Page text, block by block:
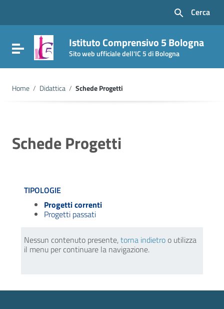
Vai al footer
Cerca
Attiva / disattiva la navigazione
Istituto Comprensivo 5 Bologna
Sito web ufficiale dell'IC 5 di Bologna
Home / Didattica / Schede Progetti
Schede Progetti
TIPOLOGIE
Progetti correnti
Progetti passati
Nessun contenuto presente,torna indietro o utilizza
il menu per continuare la navigazione.